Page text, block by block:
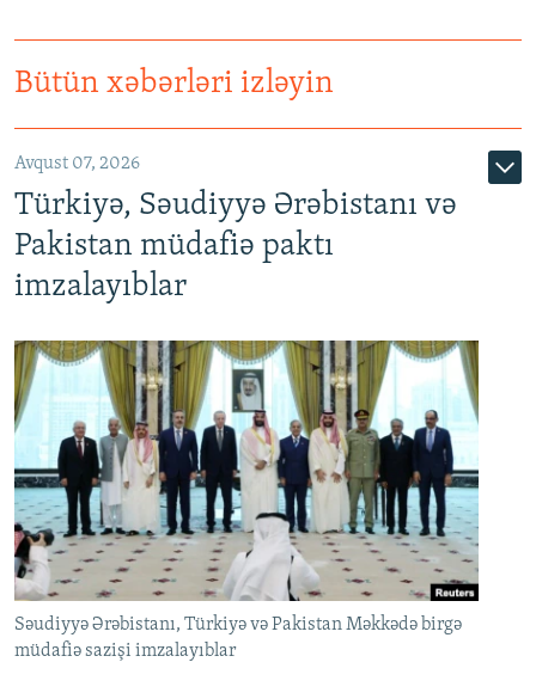
Bütün xəbərləri izləyin
Avqust 07, 2026
Türkiyə, Səudiyyə Ərəbistanı və
Pakistan müdafiə paktı
imzalayıblar
Səudiyyə Ərəbistanı, Türkiyə və Pakistan Məkkədə birgə
müdafiə sazişi imzalayıblar